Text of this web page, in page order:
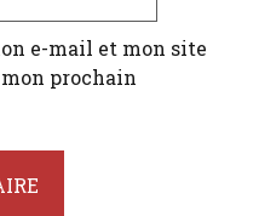
e-mail et mon site
prochain